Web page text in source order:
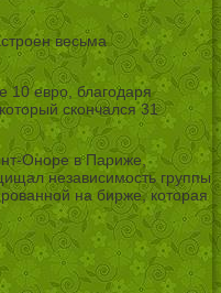
весьма
10 евро, благодаря
скончался 31
Оноре в Париже,
независимость группы
на бирже, которая